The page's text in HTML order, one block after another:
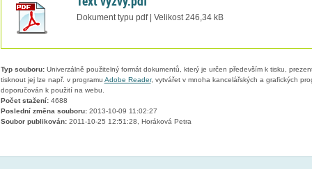
Dokument typu pdf | Velikost 246,34 kB
Typ souboru:Univerzálně použitelný formát dokumentů, který je určen především k tisku,
tisknout jej lze např. v programu Adobe Reader, vytvářet v mnoha kancelářských a grafických
doporučován k použití na webu.
Počet stažení:4688
Poslední změna souboru:2013-10-09 11:02:27
Soubor publikován:2011-10-25 12:51:28, Horáková Petra